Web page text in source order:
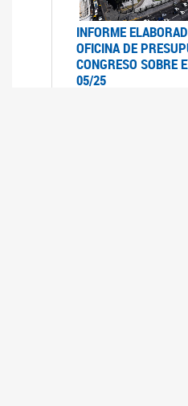
INFORME
OFICINA DE
CONGRESO SOBRE
05/25